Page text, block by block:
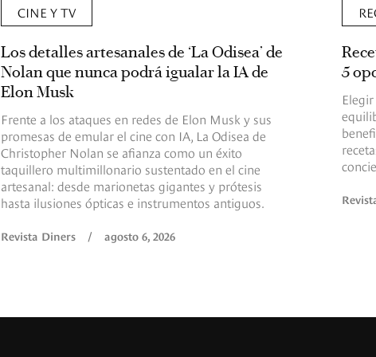
CINE Y TV
Los detalles artesanales de ‘La Odisea’ de
Nolan que nunca podrá igualar la IA de
Elon Musk
Frente a los ataques en redes de Elon Musk y sus
promesas de emular el cine con IA, La Odisea de
Christopher Nolan se afianza como un éxito
taquillero multimillonario sustentado en el cine
artesanal: desde marionetas gigantes y prótesis
hasta ilusiones ópticas e instrumentos antiguos.
Revista Diners / agosto 6, 2026
5